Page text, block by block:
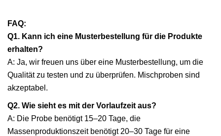
FAQ:
Q1. Kann ich eine Musterbestellung für die Produkte
erhalten?
A: Ja, wir freuen uns über eine Musterbestellung, um die
Qualität zu testen und zu überprüfen. Mischproben sind
akzeptabel.
Q2. Wie sieht es mit der Vorlaufzeit aus?
A: Die Probe benötigt 15–20 Tage, die
Massenproduktionszeit benötigt 20–30 Tage für eine